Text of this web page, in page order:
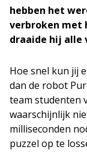
hebben het
verbroken met
draaide hij alle
Hoe snel kun jij
dan de robot
team studenten
waarschijnlijk
milliseconden
puzzel op te